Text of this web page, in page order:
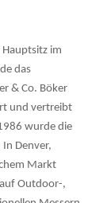
Hauptsitz im
das
& Co. Böker
und vertreibt
wurde die
In Denver,
Markt
Outdoor-,